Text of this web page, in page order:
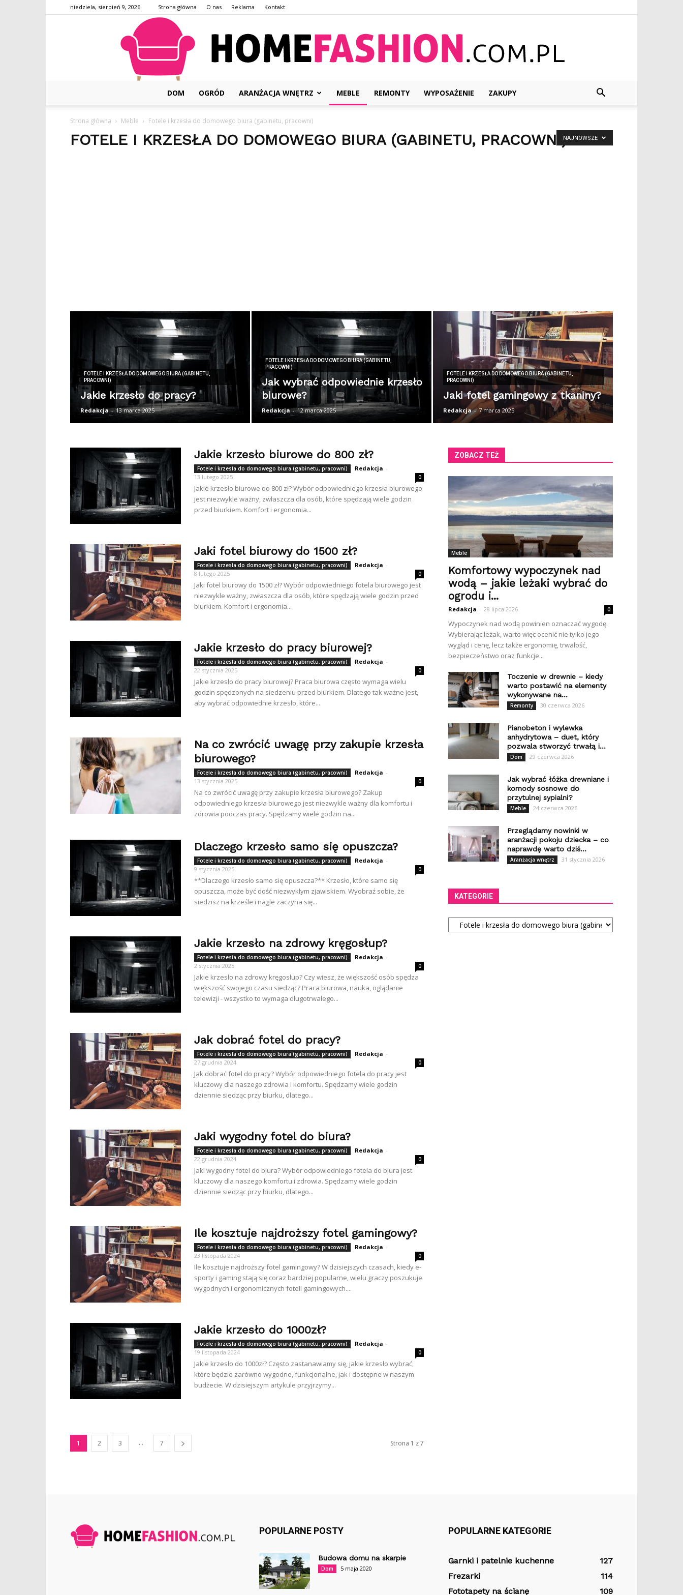
niedziela, sierpień 9, 2026 Strona główna O nas Reklama Kontakt
DOM OGRÓD ARANŻACJA WNĘTRZ MEBLE REMONTY WYPOSAŻENIE ZAKUPY
Strona główna Meble Fotele i krzesła do domowego biura (gabinetu, pracowni)
FOTELE I KRZESŁA DO DOMOWEGO BIURA (GABINETU, PRACOWNI)NAJNOWSZE
FOTELE I KRZESŁA DO DOMOWEGO BIURA (GABINETU,
PRACOWNI)
Jakie krzesło do pracy?
Redakcja - 13 marca 2025
FOTELE I KRZESŁA DO DOMOWEGO BIURA (GABINETU,
PRACOWNI)
Jak wybrać odpowiednie krzesło
biurowe?
Redakcja - 12 marca 2025
FOTELE I KRZESŁA DO DOMOWEGO BIURA (GABINETU,
PRACOWNI)
Jaki fotel gamingowy z tkaniny?
Redakcja - 7 marca 2025
Jakie krzesło biurowe do 800 zł?
Fotele i krzesła do domowego biura (gabinetu, pracowni) Redakcja -
13 lutego 2025
0
Jakie krzesło biurowe do 800 zł? Wybór odpowiedniego krzesła biurowego
jest niezwykle ważny, zwłaszcza dla osób, które spędzają wiele godzin
przed biurkiem. Komfort i ergonomia...
Jaki fotel biurowy do 1500 zł?
Fotele i krzesła do domowego biura (gabinetu, pracowni) Redakcja -
8 lutego 2025
0
Jaki fotel biurowy do 1500 zł? Wybór odpowiedniego fotela biurowego jest
niezwykle ważny, zwłaszcza dla osób, które spędzają wiele godzin przed
biurkiem. Komfort i ergonomia...
Jakie krzesło do pracy biurowej?
Fotele i krzesła do domowego biura (gabinetu, pracowni) Redakcja -
22 stycznia 2025
0
Jakie krzesło do pracy biurowej? Praca biurowa często wymaga wielu
godzin spędzonych na siedzeniu przed biurkiem. Dlatego tak ważne jest,
aby wybrać odpowiednie krzesło, które...
Na co zwrócić uwagę przy zakupie krzesła
biurowego?
Fotele i krzesła do domowego biura (gabinetu, pracowni) Redakcja -
13 stycznia 2025
0
Na co zwrócić uwagę przy zakupie krzesła biurowego? Zakup
odpowiedniego krzesła biurowego jest niezwykle ważny dla komfortu i
zdrowia podczas pracy. Spędzamy wiele godzin na...
Dlaczego krzesło samo się opuszcza?
Fotele i krzesła do domowego biura (gabinetu, pracowni) Redakcja -
9 stycznia 2025
0
**Dlaczego krzesło samo się opuszcza?** Krzesło, które samo się
opuszcza, może być dość niezwykłym zjawiskiem. Wyobraź sobie, że
siedzisz na krześle i nagle zaczyna się...
Jakie krzesło na zdrowy kręgosłup?
Fotele i krzesła do domowego biura (gabinetu, pracowni) Redakcja -
2 stycznia 2025
0
Jakie krzesło na zdrowy kręgosłup? Czy wiesz, że większość osób spędza
większość swojego czasu siedząc? Praca biurowa, nauka, oglądanie
telewizji - wszystko to wymaga długotrwałego...
Jak dobrać fotel do pracy?
Fotele i krzesła do domowego biura (gabinetu, pracowni) Redakcja -
27 grudnia 2024
0
Jak dobrać fotel do pracy? Wybór odpowiedniego fotela do pracy jest
kluczowy dla naszego zdrowia i komfortu. Spędzamy wiele godzin
dziennie siedząc przy biurku, dlatego...
Jaki wygodny fotel do biura?
Fotele i krzesła do domowego biura (gabinetu, pracowni) Redakcja -
22 grudnia 2024
0
Jaki wygodny fotel do biura? Wybór odpowiedniego fotela do biura jest
kluczowy dla naszego komfortu i zdrowia. Spędzamy wiele godzin
dziennie siedząc przy biurku, dlatego...
Ile kosztuje najdroższy fotel gamingowy?
Fotele i krzesła do domowego biura (gabinetu, pracowni) Redakcja -
23 listopada 2024
0
Ile kosztuje najdroższy fotel gamingowy? W dzisiejszych czasach, kiedy e-
sporty i gaming stają się coraz bardziej popularne, wielu graczy poszukuje
wygodnych i ergonomicznych foteli gamingowych....
Jakie krzesło do 1000zł?
Fotele i krzesła do domowego biura (gabinetu, pracowni) Redakcja -
19 listopada 2024
0
Jakie krzesło do 1000zł? Często zastanawiamy się, jakie krzesło wybrać,
które będzie zarówno wygodne, funkcjonalne, jak i dostępne w naszym
budżecie. W dzisiejszym artykule przyjrzymy...
1 2 3 ... 7 Strona 1 z 7
ZOBACZ TEŻ
Meble
Komfortowy wypoczynek nad
wodą – jakie leżaki wybrać do
ogrodu i...
Redakcja - 28 lipca 2026 0
Wypoczynek nad wodą powinien oznaczać wygodę.
Wybierając leżak, warto więc ocenić nie tylko jego
wygląd i cenę, lecz także ergonomię, trwałość,
bezpieczeństwo oraz funkcje...
Toczenie w drewnie – kiedy
warto postawić na elementy
wykonywane na...
Remonty 30 czerwca 2026
Pianobeton i wylewka
anhydrytowa – duet, który
pozwala stworzyć trwałą i...
Dom 29 czerwca 2026
Jak wybrać łóżka drewniane i
komody sosnowe do
przytulnej sypialni?
Meble 24 czerwca 2026
Przeglądamy nowinki w
aranżacji pokoju dziecka – co
naprawdę warto dziś...
Aranżacja wnętrz 31 stycznia 2026
KATEGORIE
Kategorie
POPULARNE POSTY
Budowa domu na skarpie
Dom 5 maja 2020
POPULARNE KATEGORIE
Garnki i patelnie kuchenne
127
Frezarki
114
Fototapety na ścianę
109